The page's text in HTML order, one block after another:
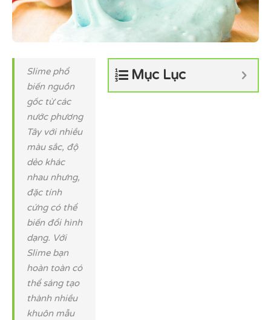
Mục Lục
Slime phổ
biến nguồn
gốc từ các
nước phương
Tây với nhiều
màu sắc, độ
dẻo khác
nhau nhưng,
đặc tính
cứng có thể
biến đổi hình
dạng. Với
Slime bạn
hoàn toàn có
thể sáng tạo
thành nhiều
khuôn mẫu